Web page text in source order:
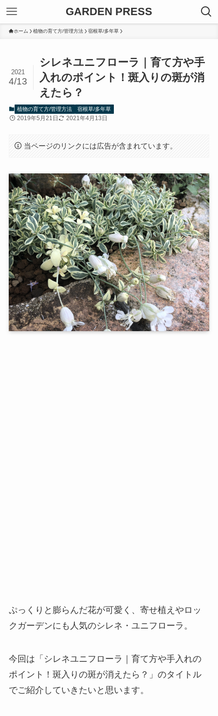
GARDEN PRESS
ホーム 植物の育て方/管理方法 宿根草/多年草
シレネユニフローラ｜育て方や手
入れのポイント！斑入りの斑が消
えたら？
2021
4/13
植物の育て方/管理方法 宿根草/多年草
2019年5月21日 2021年4月13日
当ページのリンクには広告が含まれています。
ぷっくりと膨らんだ花が可愛く、寄せ植えやロッ
クガーデンにも人気のシレネ・ユニフローラ。
今回は「シレネユニフローラ｜育て方や手入れの
ポイント！斑入りの斑が消えたら？」のタイトル
でご紹介していきたいと思います。